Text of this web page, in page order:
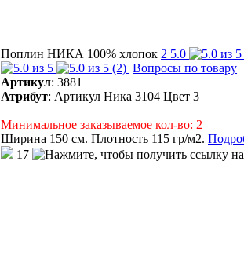
Поплин НИКА 100% хлопок 2 5.0
(2) Вопросы по товару
Артикул: 3881
Атрибут: Артикул Ника 3104 Цвет 3
Минимальное заказываемое кол-во: 2
Ширина 150 см. Плотность 115 гр/м2.
17